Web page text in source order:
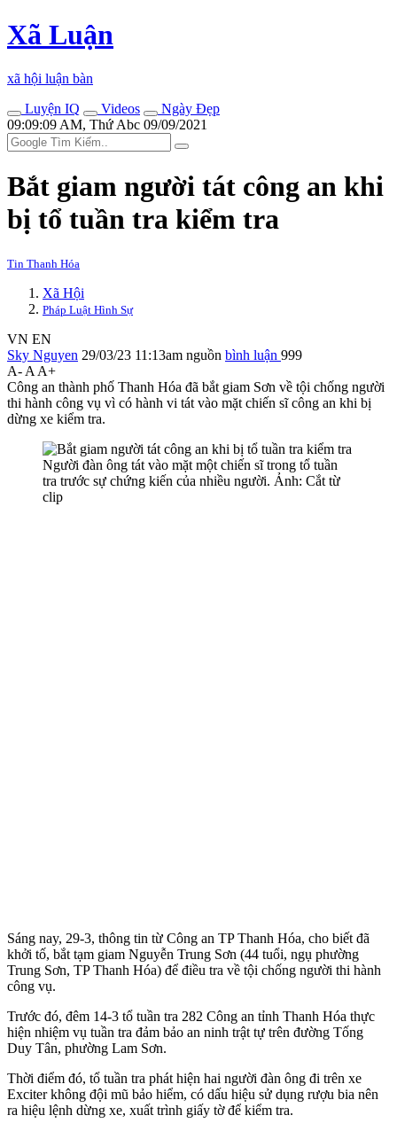
Xã Luận
xã hội luận bàn
Luyện IQ
Videos
Ngày Đẹp
09:09:09 AM, Thứ Abc 09/09/2021
Bắt giam người tát công an khi
bị tổ tuần tra kiểm tra
Tin Thanh Hóa
Xã Hội
Pháp Luật Hình Sự
VN EN
Sky Nguyen 29/03/23 11:13am nguồn bình luận 999
A- A A+
Công an thành phố Thanh Hóa đã bắt giam Sơn về tội chống người
thi hành công vụ vì có hành vi tát vào mặt chiến sĩ công an khi bị
dừng xe kiểm tra.
Người đàn ông tát vào mặt một chiến sĩ trong tổ tuần
tra trước sự chứng kiến của nhiều người. Ảnh: Cắt từ
clip
Sáng nay, 29-3, thông tin từ Công an TP Thanh Hóa, cho biết đã
khởi tố, bắt tạm giam Nguyễn Trung Sơn (44 tuổi, ngụ phường
Trung Sơn, TP Thanh Hóa) để điều tra về tội chống người thi hành
công vụ.
Trước đó, đêm 14-3 tổ tuần tra 282 Công an tỉnh Thanh Hóa thực
hiện nhiệm vụ tuần tra đảm bảo an ninh trật tự trên đường Tống
Duy Tân, phường Lam Sơn.
Thời điểm đó, tổ tuần tra phát hiện hai người đàn ông đi trên xe
Exciter không đội mũ bảo hiểm, có dấu hiệu sử dụng rượu bia nên
ra hiệu lệnh dừng xe, xuất trình giấy tờ để kiểm tra.